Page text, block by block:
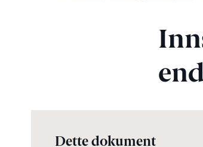
Dette dokument